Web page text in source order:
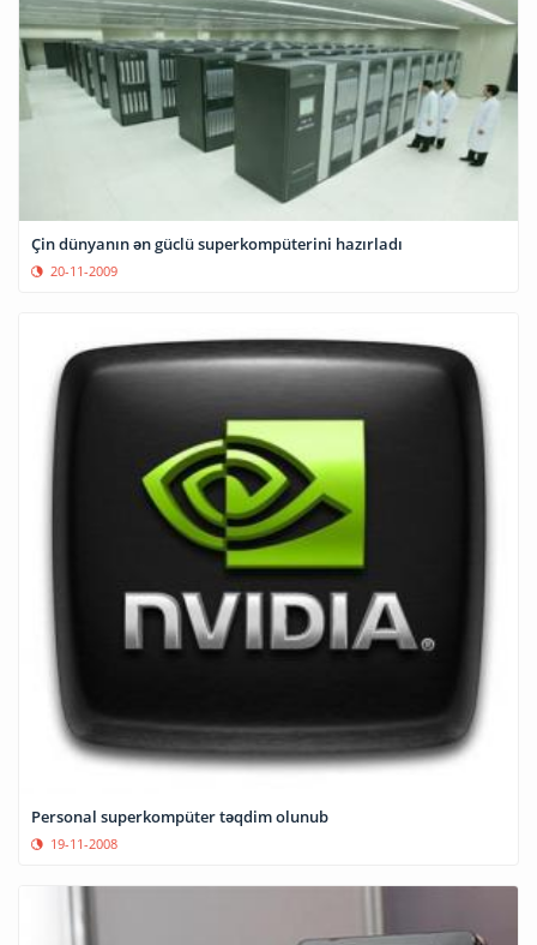
Çin dünyanın ən güclü superkompüterini hazırladı
20-11-2009
Personal superkompüter təqdim olunub
19-11-2008